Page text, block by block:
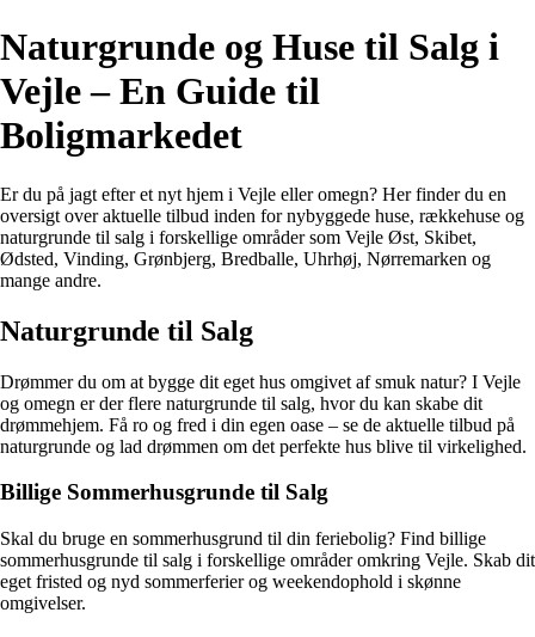
Naturgrunde og Huse til Salg i
Vejle – En Guide til
Boligmarkedet
Er du på jagt efter et nyt hjem i Vejle eller omegn? Her finder du en
oversigt over aktuelle tilbud inden for nybyggede huse, rækkehuse og
naturgrunde til salg i forskellige områder som Vejle Øst, Skibet,
Ødsted, Vinding, Grønbjerg, Bredballe, Uhrhøj, Nørremarken og
mange andre.
Naturgrunde til Salg
Drømmer du om at bygge dit eget hus omgivet af smuk natur? I Vejle
og omegn er der flere naturgrunde til salg, hvor du kan skabe dit
drømmehjem. Få ro og fred i din egen oase – se de aktuelle tilbud på
naturgrunde og lad drømmen om det perfekte hus blive til virkelighed.
Billige Sommerhusgrunde til Salg
Skal du bruge en sommerhusgrund til din feriebolig? Find billige
sommerhusgrunde til salg i forskellige områder omkring Vejle. Skab dit
eget fristed og nyd sommerferier og weekendophold i skønne
omgivelser.